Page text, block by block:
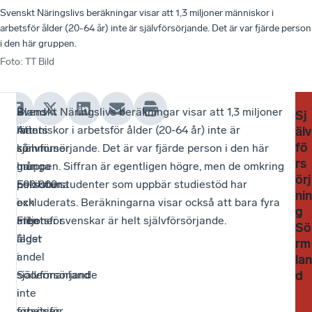
Svenskt Näringslivs beräkningar visar att 1,3 miljoner människor i
arbetsför ålder (20-64 år) inte är självförsörjande. Det är var fjärde person
i den här gruppen.
Foto: TT Bild
Bland
länets
kommuner
har
Eskilstuna
och
Flen
lägst
andel
självförsörjande
i
–
Att
så
många
personer
i
arbetsför
ålder
i
Södermanland
inte
Svenskt Näringslivs beräkningar visar att 1,3 miljoner
människor i arbetsför ålder (20-64 år) inte är
självförsörjande. Det är var fjärde person i den här
gruppen. Siffran är egentligen högre, men de omkring
500 000 studenter som uppbär studiestöd har
exkluderats. Beräkningarna visar också att bara fyra
miljoner svenskar är helt självförsörjande.
går
till
–
om
det
är
att
1,3
Sj
älv
fö
rs
örj
nin
g
Sö
rm
lan
d